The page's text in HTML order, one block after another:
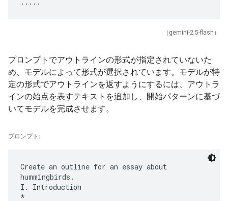
（gemini-2.5-flash）
プロンプトでアウトラインの形式が指定されていないた
め、モデルによって形式が選択されています。モデルが特
定の形式でアウトラインを返すようにするには、アウトラ
インの始点を表すテキストを追加し、開始パターンに基づ
いてモデルを完成させます。
プロンプト:
Create an outline for an essay about
hummingbirds.
I. Introduction